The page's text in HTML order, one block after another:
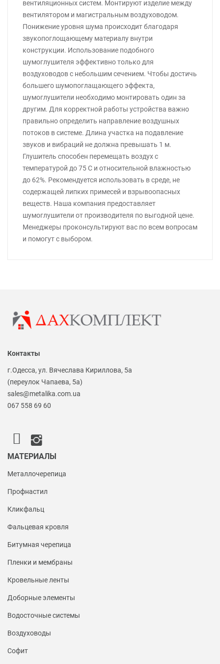
вентиляционных систем. Монтируют изделие между
вентилятором и магистральным воздуховодом.
Понижение уровня шума происходит благодаря
звукопоглощающему материалу внутри
конструкции. Использование подобного
шумоглушителя эффективно только для
воздуховодов с небольшим сечением. Чтобы достичь
большего шумопоглащающего эффекта,
шумоглушители необходимо монтировать один за
другим. Для корректной работы устройства важно
правильно определить направление воздушных
потоков в системе. Длина участка на подавление
звуков и вибраций не должна превышать 1 м.
Глушитель способен перемещать воздух с
температурой до 75 С и относительной влажностью
до 62%. Рекомендуется использовать в среде, не
содержащей липких примесей и взрывоопасных
веществ. Наша компания предоставляет
шумоглушители от производителя по выгодной цене.
Менеджеры проконсультируют вас по всем вопросам
и помогут с выбором.
Контакты
г.Одесса, ул. Вячеслава Кириллова, 5а
(переулок Чапаева, 5а)
sales@metalika.com.ua
067 558 69 60
МАТЕРИАЛЫ
Металлочерепица
Профнастил
Кликфальц
Фальцевая кровля
Битумная черепица
Пленки и мембраны
Кровельные ленты
Доборные элементы
Водосточные системы
Воздуховоды
Софит